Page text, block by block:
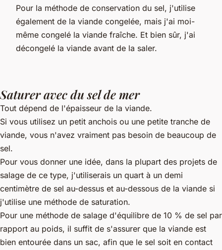
Pour la méthode de conservation du sel, j'utilise
également de la viande congelée, mais j'ai moi-
même congelé la viande fraîche. Et bien sûr, j'ai
décongelé la viande avant de la saler.
Saturer avec du sel de mer
Tout dépend de l'épaisseur de la viande.
Si vous utilisez un petit anchois ou une petite tranche de
viande, vous n'avez vraiment pas besoin de beaucoup de
sel.
Pour vous donner une idée, dans la plupart des projets de
salage de ce type, j'utiliserais un quart à un demi
centimètre de sel au-dessus et au-dessous de la viande si
j'utilise une méthode de saturation.
Pour une méthode de salage d'équilibre de 10 % de sel par
rapport au poids, il suffit de s'assurer que la viande est
bien entourée dans un sac, afin que le sel soit en contact